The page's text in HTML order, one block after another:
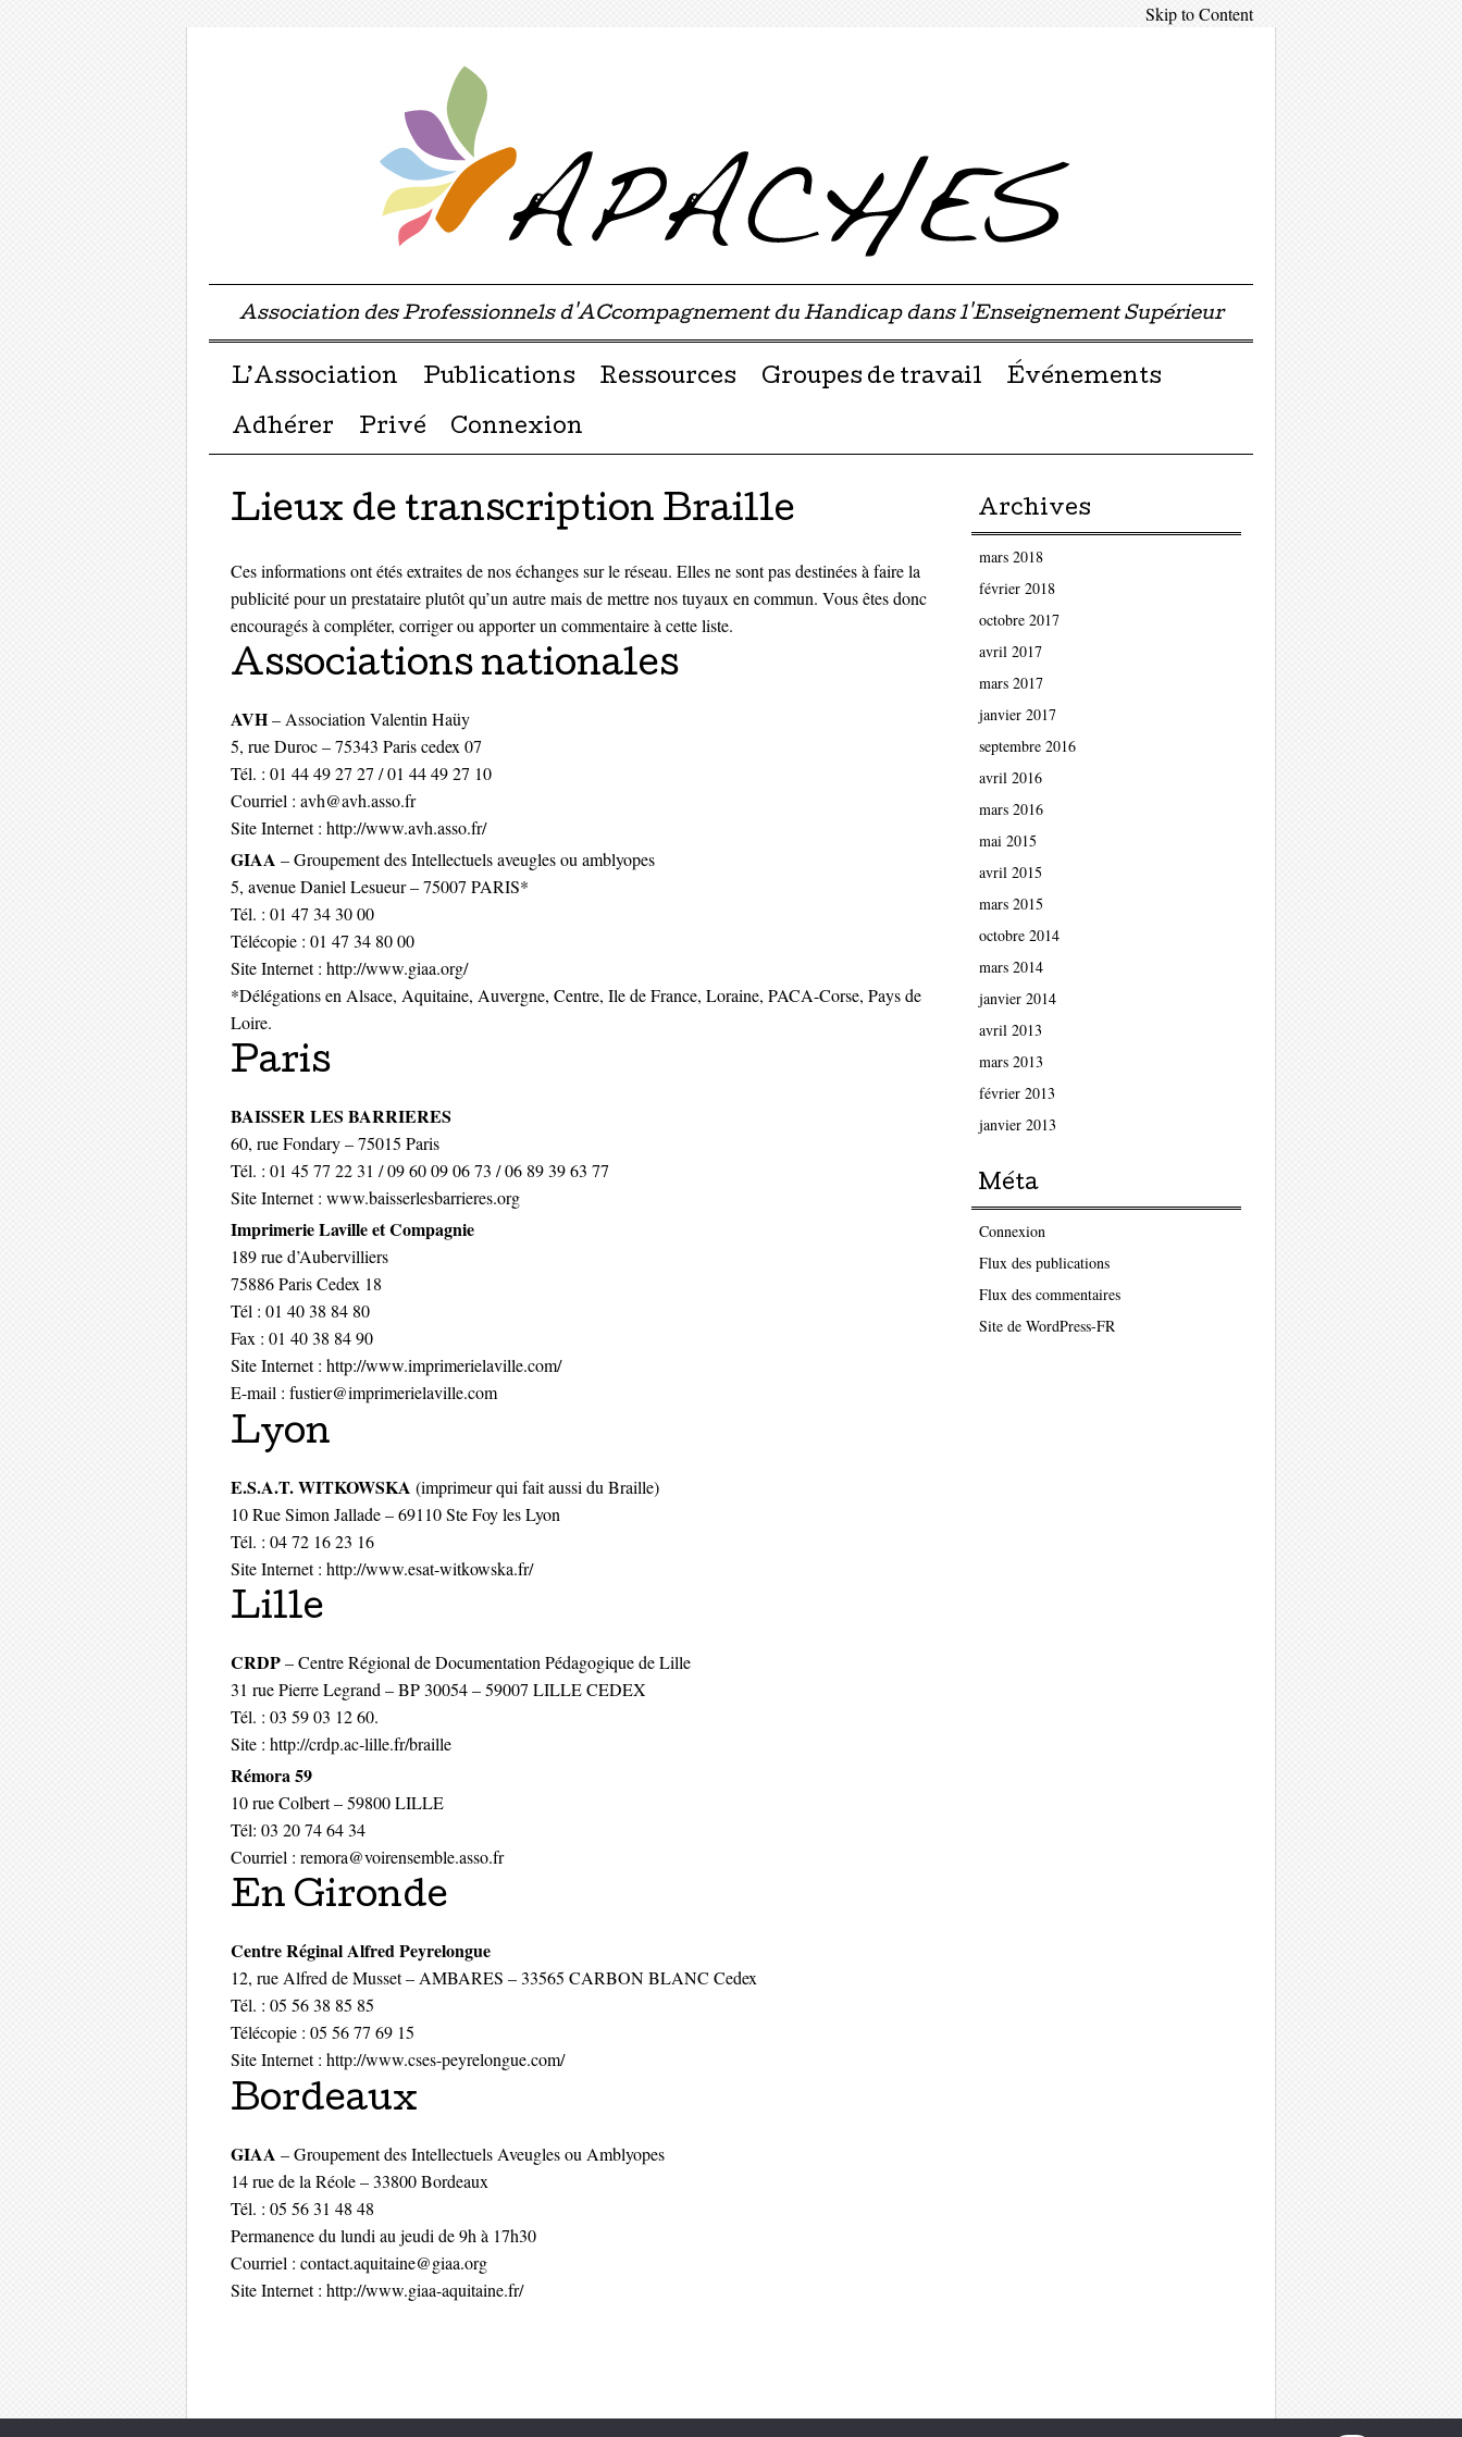
Skip to Content
Association des Professionnels d'ACcompagnement du Handicap dans l'Enseignement Supérieur
Menu ☰
Passer directement au contenu
L’Association Publications Ressources Groupes de travail Événements
Adhérer Privé Connexion
Lieux de transcription Braille
Ces informations ont étés extraites de nos échanges sur le réseau. Elles ne sont pas destinées à faire la
publicité pour un prestataire plutôt qu’un autre mais de mettre nos tuyaux en commun. Vous êtes donc
encouragés à compléter, corriger ou apporter un commentaire à cette liste.
Associations nationales
AVH– Association Valentin Haüy
5, rue Duroc – 75343 Paris cedex 07
Tél. : 01 44 49 27 27 / 01 44 49 27 10
Courriel : avh@avh.asso.fr
Site Internet : http://www.avh.asso.fr/
GIAA – Groupement des Intellectuels aveugles ou amblyopes
5, avenue Daniel Lesueur – 75007 PARIS*
Tél. : 01 47 34 30 00
Télécopie : 01 47 34 80 00
Site Internet : http://www.giaa.org/
*Délégations en Alsace, Aquitaine, Auvergne, Centre, Ile de France, Loraine, PACA-Corse, Pays de
Loire.
Paris
BAISSER LES BARRIERES
60, rue Fondary – 75015 Paris
Tél. : 01 45 77 22 31 / 09 60 09 06 73 / 06 89 39 63 77
Site Internet : www.baisserlesbarrieres.org
Imprimerie Laville et Compagnie
189 rue d’Aubervilliers
75886 Paris Cedex 18
Tél : 01 40 38 84 80
Fax : 01 40 38 84 90
Site Internet : http://www.imprimerielaville.com/
E-mail : fustier@imprimerielaville.com
Lyon
E.S.A.T. WITKOWSKA (imprimeur qui fait aussi du Braille)
10 Rue Simon Jallade – 69110 Ste Foy les Lyon
Tél. : 04 72 16 23 16
Site Internet : http://www.esat-witkowska.fr/
Lille
CRDP– Centre Régional de Documentation Pédagogique de Lille
31 rue Pierre Legrand – BP 30054 – 59007 LILLE CEDEX
Tél. : 03 59 03 12 60.
Site : http://crdp.ac-lille.fr/braille
Rémora 59
10 rue Colbert – 59800 LILLE
Tél: 03 20 74 64 34
Courriel : remora@voirensemble.asso.fr
En Gironde
Centre Réginal Alfred Peyrelongue
12, rue Alfred de Musset – AMBARES – 33565 CARBON BLANC Cedex
Tél. : 05 56 38 85 85
Télécopie : 05 56 77 69 15
Site Internet : http://www.cses-peyrelongue.com/
Bordeaux
GIAA – Groupement des Intellectuels Aveugles ou Amblyopes
14 rue de la Réole – 33800 Bordeaux
Tél. : 05 56 31 48 48
Permanence du lundi au jeudi de 9h à 17h30
Courriel : contact.aquitaine@giaa.org
Site Internet : http://www.giaa-aquitaine.fr/
Archives
mars 2018
février 2018
octobre 2017
avril 2017
mars 2017
janvier 2017
septembre 2016
avril 2016
mars 2016
mai 2015
avril 2015
mars 2015
octobre 2014
mars 2014
janvier 2014
avril 2013
mars 2013
février 2013
janvier 2013
Méta
Connexion
Flux des publications
Flux des commentaires
Site de WordPress-FR